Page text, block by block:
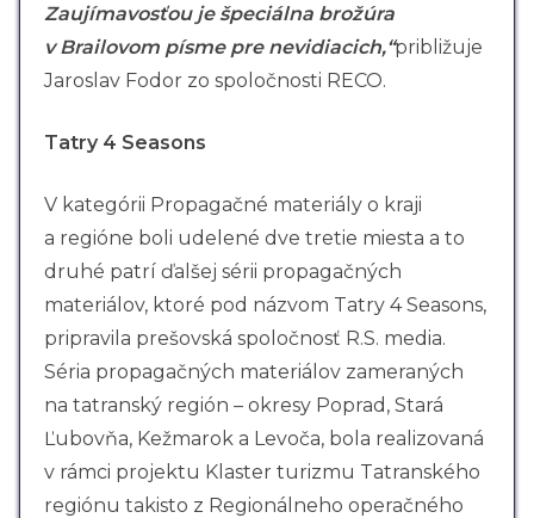
Zaujímavosťou je špeciálna brožúra
v Brailovom písme pre nevidiacich,“približuje
Jaroslav Fodor zo spoločnosti RECO.
Tatry 4 Seasons
V kategórii Propagačné materiály o kraji
a regióne boli udelené dve tretie miesta a to
druhé patrí ďalšej sérii propagačných
materiálov, ktoré pod názvom Tatry 4 Seasons,
pripravila prešovská spoločnosť R.S. media.
Séria propagačných materiálov zameraných
na tatranský región – okresy Poprad, Stará
Ľubovňa, Kežmarok a Levoča, bola realizovaná
v rámci projektu Klaster turizmu Tatranského
regiónu takisto z Regionálneho operačného